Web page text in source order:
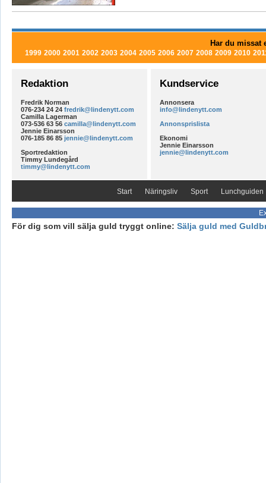
Har du missat
1999 2000 2001 2002 2003 2004 2005 2006 2007 2008 2009 2010
Redaktion
Fredrik Norman
076-234 24 24 fredrik@lindenytt.com
Camilla Lagerman
073-536 63 56 camilla@lindenytt.com
Jennie Einarsson
076-185 86 85 jennie@lindenytt.com
Sportredaktion
Timmy Lundegård
timmy@lindenytt.com
Kundservice
Annonsera
info@lindenytt.com
Annonsprislista
Ekonomi
Jennie Einarsson
jennie@lindenytt.com
Start Näringsliv Sport Lunchguiden
För dig som vill sälja guld tryggt online: Sälja guld med